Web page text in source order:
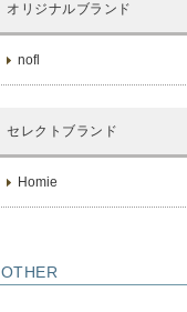
オリジナルブランド
nofl
セレクトブランド
Homie
OTHER